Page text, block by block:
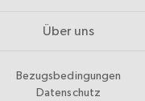
Über uns
Bezugsbedingungen
Datenschutz